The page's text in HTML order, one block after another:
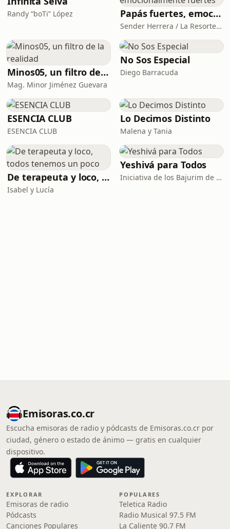
Randy “boTi” López Papás fuertes, emocionalmente fuertes
Sender Herrera / La Resortera
Minos05, un filtro de la realidad
Mag. Minor Jiménez Guevara
No Sos Especial
Diego Barracuda
ESENCIA CLUB
ESENCIA CLUB
Lo Decimos Distinto
Malena y Tania
De terapeuta y loco, todos tenemos un poco
Isabel y Lucía
Yeshivá para Todos
Iniciativa de los Bajurim de Jabad Costa Rica
Emisoras.co.cr
Escucha emisoras de radio y pódcasts de Emisoras.co.cr por
ciudad, género o estado de ánimo — gratis en cualquier
dispositivo.
EXPLORAR
Emisoras de radio
Pódcasts
Canciones Populares
POPULARES
Teletica Radio
Radio Musical 97.5 FM
La Caliente 90.7 FM